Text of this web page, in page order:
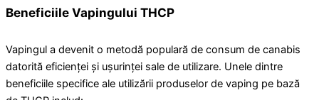
Beneficiile Vapingului THCP
Vapingul a devenit o metodă populară de consum de canabis
datorită eficienței și ușurinței sale de utilizare. Unele dintre
beneficiile specifice ale utilizării produselor de vaping pe bază